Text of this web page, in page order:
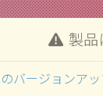
製品
バージョンア